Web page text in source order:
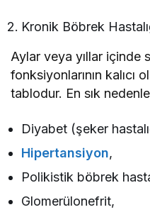
Kronik Böbrek
Aylar veya yıllar içinde
fonksiyonlarının kalıcı
tablodur. En sık
Diyabet (şeker
Hipertansiyon,
Polikistik böbrek
Glomerülonefrit,